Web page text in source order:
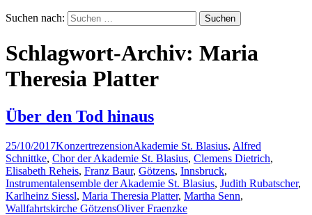
Suchen nach:
Schlagwort-Archiv: Maria
Theresia Platter
Über den Tod hinaus
25/10/2017KonzertrezensionAkademie St. Blasius, Alfred
Schnittke, Chor der Akademie St. Blasius, Clemens Dietrich,
Elisabeth Reheis, Franz Baur, Götzens, Innsbruck,
Instrumentalensemble der Akademie St. Blasius, Judith Rubatscher,
Karlheinz Siessl, Maria Theresia Platter, Martha Senn,
Wallfahrtskirche GötzensOliver Fraenzke